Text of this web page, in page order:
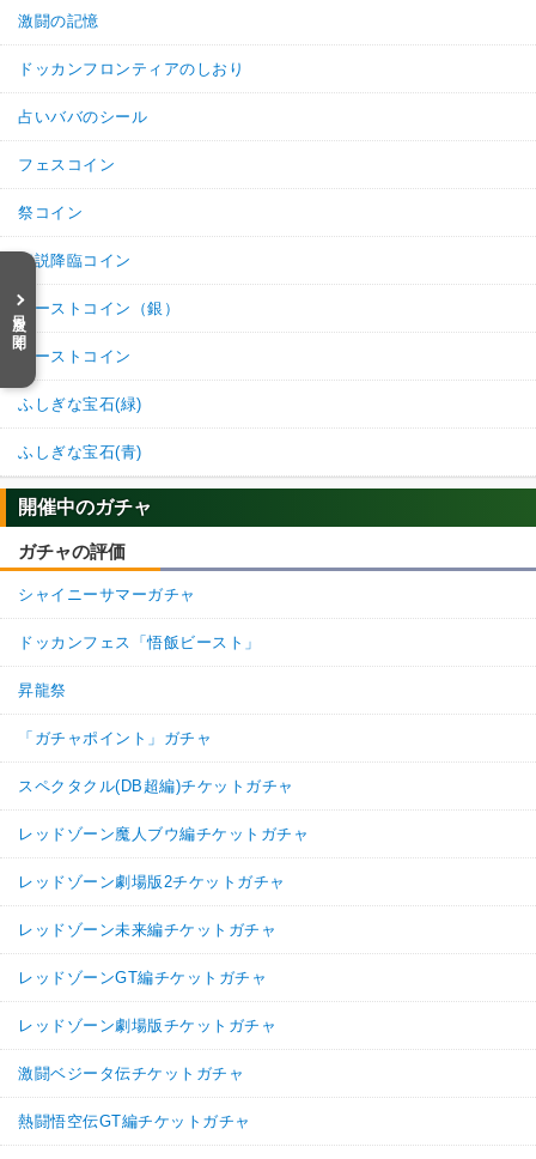
目次を開く
激闘の記憶
ドッカンフロンティアのしおり
占いババのシール
フェスコイン
祭コイン
伝説降臨コイン
バーストコイン（銀）
バーストコイン
ふしぎな宝石(緑)
ふしぎな宝石(青)
開催中のガチャ
ガチャの評価
シャイニーサマーガチャ
ドッカンフェス「悟飯ビースト」
昇龍祭
「ガチャポイント」ガチャ
スペクタクル(DB超編)チケットガチャ
レッドゾーン魔人ブウ編チケットガチャ
レッドゾーン劇場版2チケットガチャ
レッドゾーン未来編チケットガチャ
レッドゾーンGT編チケットガチャ
レッドゾーン劇場版チケットガチャ
激闘ベジータ伝チケットガチャ
熱闘悟空伝GT編チケットガチャ